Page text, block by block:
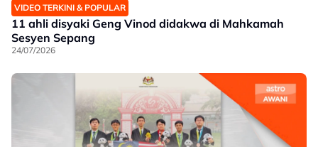
VIDEO TERKINI & POPULAR
11 ahli disyaki Geng Vinod didakwa di Mahkamah
Sesyen Sepang
24/07/2026